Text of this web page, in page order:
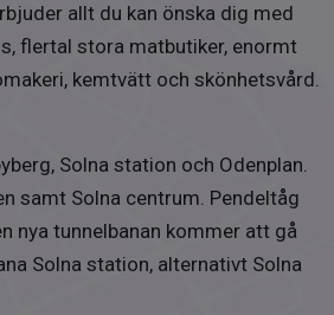
person som köpare
tvättstuga, barnvagn-/ och
våning förutom 2 & 6. Föreningen
med utemöbler och grill.
allt du kan önska dig med
flertal stora matbutiker, enormt
kemtvätt och skönhetsvård.
Solna station och Odenplan.
samt Solna centrum. Pendeltåg
nya tunnelbanan kommer att gå
Solna station, alternativt Solna